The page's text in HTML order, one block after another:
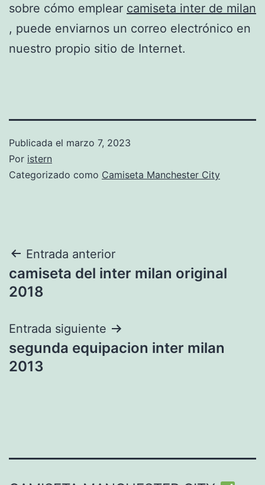
sobre cómo emplear camiseta inter de milan
, puede enviarnos un correo electrónico en
nuestro propio sitio de Internet.
Publicada el marzo 7, 2023
Por istern
Categorizado como Camiseta Manchester City
Navegación
de
Entrada anterior
camiseta del inter milan original
2018
Entrada siguiente
segunda equipacion inter milan
2013